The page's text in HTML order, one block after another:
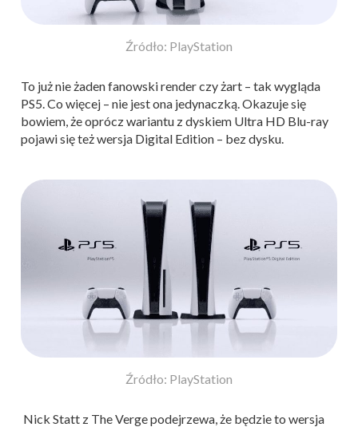
Źródło: PlayStation
To już nie żaden fanowski render czy żart – tak wygląda
PS5. Co więcej – nie jest ona jedynaczką. Okazuje się
bowiem, że oprócz wariantu z dyskiem Ultra HD Blu-ray
pojawi się też wersja Digital Edition – bez dysku.
Źródło: PlayStation
Nick Statt z The Verge podejrzewa, że będzie to wersja